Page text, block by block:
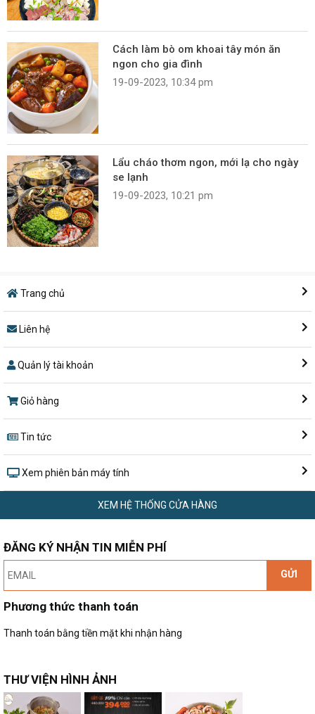
Cách làm bò om khoai tây món ăn
ngon cho gia đình
19-09-2023, 10:34 pm
Lẩu cháo thơm ngon, mới lạ cho ngày
se lạnh
19-09-2023, 10:21 pm
Trang chủ
Liên hệ
Quản lý tài khoản
Giỏ hàng
Tin tức
Xem phiên bản máy tính
XEM HỆ THỐNG CỬA HÀNG
ĐĂNG KÝ NHẬN TIN MIỄN PHÍ
GỬI
Phương thức thanh toán
Thanh toán bằng tiền mặt khi nhận hàng
THƯ VIỆN HÌNH ẢNH